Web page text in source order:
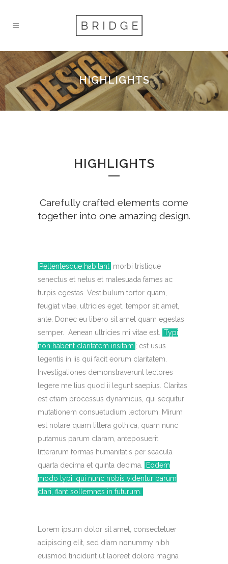
HIGHLIGHTS
HIGHLIGHTS
Carefully crafted elements come
together into one amazing design.
Pellentesque habitant morbi tristique
senectus et netus et malesuada fames ac
turpis egestas. Vestibulum tortor quam,
feugiat vitae, ultricies eget, tempor sit amet,
ante. Donec eu libero sit amet quam egestas
semper. Aenean ultricies mi vitae est.
Typi
non habent claritatem insitam ; est usus
legentis in iis qui facit eorum claritatem.
Investigationes demonstraverunt lectores
legere me lius quod ii legunt saepius. Claritas
est etiam processus dynamicus, qui sequitur
mutationem consuetudium lectorum. Mirum
est notare quam littera gothica, quam nunc
putamus parum claram, anteposuerit
litterarum formas humanitatis per seacula
quarta decima et quinta decima.
Eodem
modo typi, qui nunc nobis videntur parum
clari, fiant sollemnes in futurum.
Lorem ipsum dolor sit amet, consectetuer
adipiscing elit, sed diam nonummy nibh
euismod tincidunt ut laoreet dolore magna